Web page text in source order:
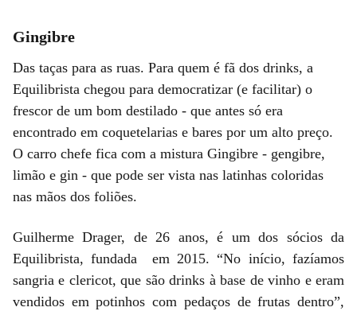
Gingibre
Das taças para as ruas. Para quem é fã dos drinks, a
Equilibrista chegou para democratizar (e facilitar) o
frescor de um bom destilado - que antes só era
encontrado em coquetelarias e bares por um alto preço.
O carro chefe fica com a mistura Gingibre - gengibre,
limão e gin - que pode ser vista nas latinhas coloridas
nas mãos dos foliões.
Guilherme Drager, de 26 anos, é um dos sócios da
Equilibrista, fundada em 2015. “No início, fazíamos
sangria e clericot, que são drinks à base de vinho e eram
vendidos em potinhos com pedaços de frutas dentro”,